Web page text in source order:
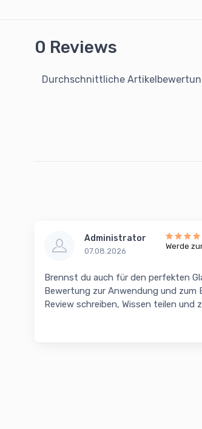
0 Reviews
Durchschnittliche
Administrator
07.08.2026
Werde
Brennst du auch für den perfekten
Bewertung zur Anwendung und
Review schreiben, Wissen teilen und